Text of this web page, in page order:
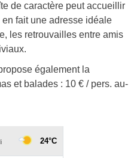
de caractère peut accueillir
en fait une adresse idéale
les retrouvailles entre amis
également la
et balades : 10 € / pers. au-